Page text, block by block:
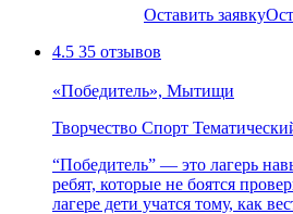
Оставить заявку
4.5 35 отзывов
«Победитель», Мытищи
Творчество Спорт
“Победитель” — это лагерь
ребят, которые не боятся
лагере дети учатся тому, как